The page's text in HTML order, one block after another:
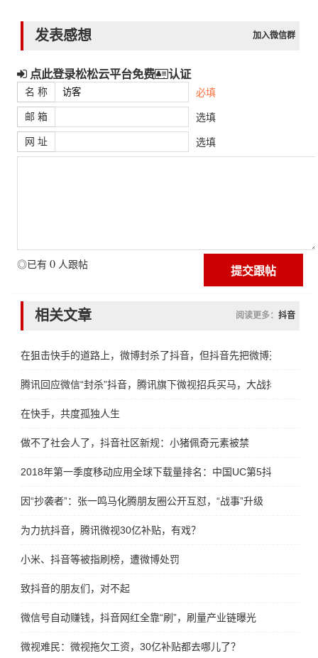
发表感想 加入微信群
点此登录松松云平台免费 认证
名 称 必填
邮 箱 选填
网 址 选填
◎已有 0 人跟帖
相关文章 阅读更多： 抖音
在狙击快手的道路上，微博封杀了抖音，但抖音先把微博灭了
腾讯回应微信“封杀”抖音，腾讯旗下微视招兵买马，大战抖音
在快手，共度孤独人生
做不了社会人了，抖音社区新规：小猪佩奇元素被禁
2018年第一季度移动应用全球下载量排名：中国UC第5抖音第6
因“抄袭者”：张一鸣马化腾朋友圈公开互怼，“战事”升级
为力抗抖音，腾讯微视30亿补贴，有戏？
小米、抖音等被指刷榜，遭微博处罚
致抖音的朋友们，对不起
微信号自动赚钱，抖音网红全靠“刷”，刷量产业链曝光
微视难民：微视拖欠工资，30亿补贴都去哪儿了？